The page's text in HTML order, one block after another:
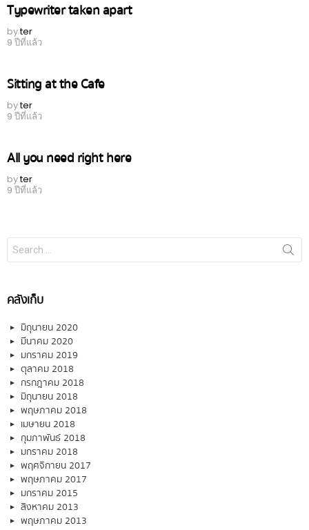
Typewriter taken apart
byter
9 ปีที่แล้ว
Sitting at the Cafe
byter
9 ปีที่แล้ว
All you need right here
byter
9 ปีที่แล้ว
Search
for:
คลังเก็บ
มิถุนายน 2020
มีนาคม 2020
มกราคม 2019
ตุลาคม 2018
กรกฎาคม 2018
มิถุนายน 2018
พฤษภาคม 2018
เมษายน 2018
กุมภาพันธ์ 2018
มกราคม 2018
พฤศจิกายน 2017
พฤษภาคม 2017
มกราคม 2015
สิงหาคม 2013
พฤษภาคม 2013